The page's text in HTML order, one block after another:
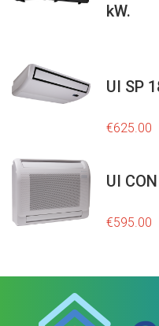
kW.
O
i
l
i
e
8
C
e
p
c
3
UI SP
€625.00
UI
€595.00